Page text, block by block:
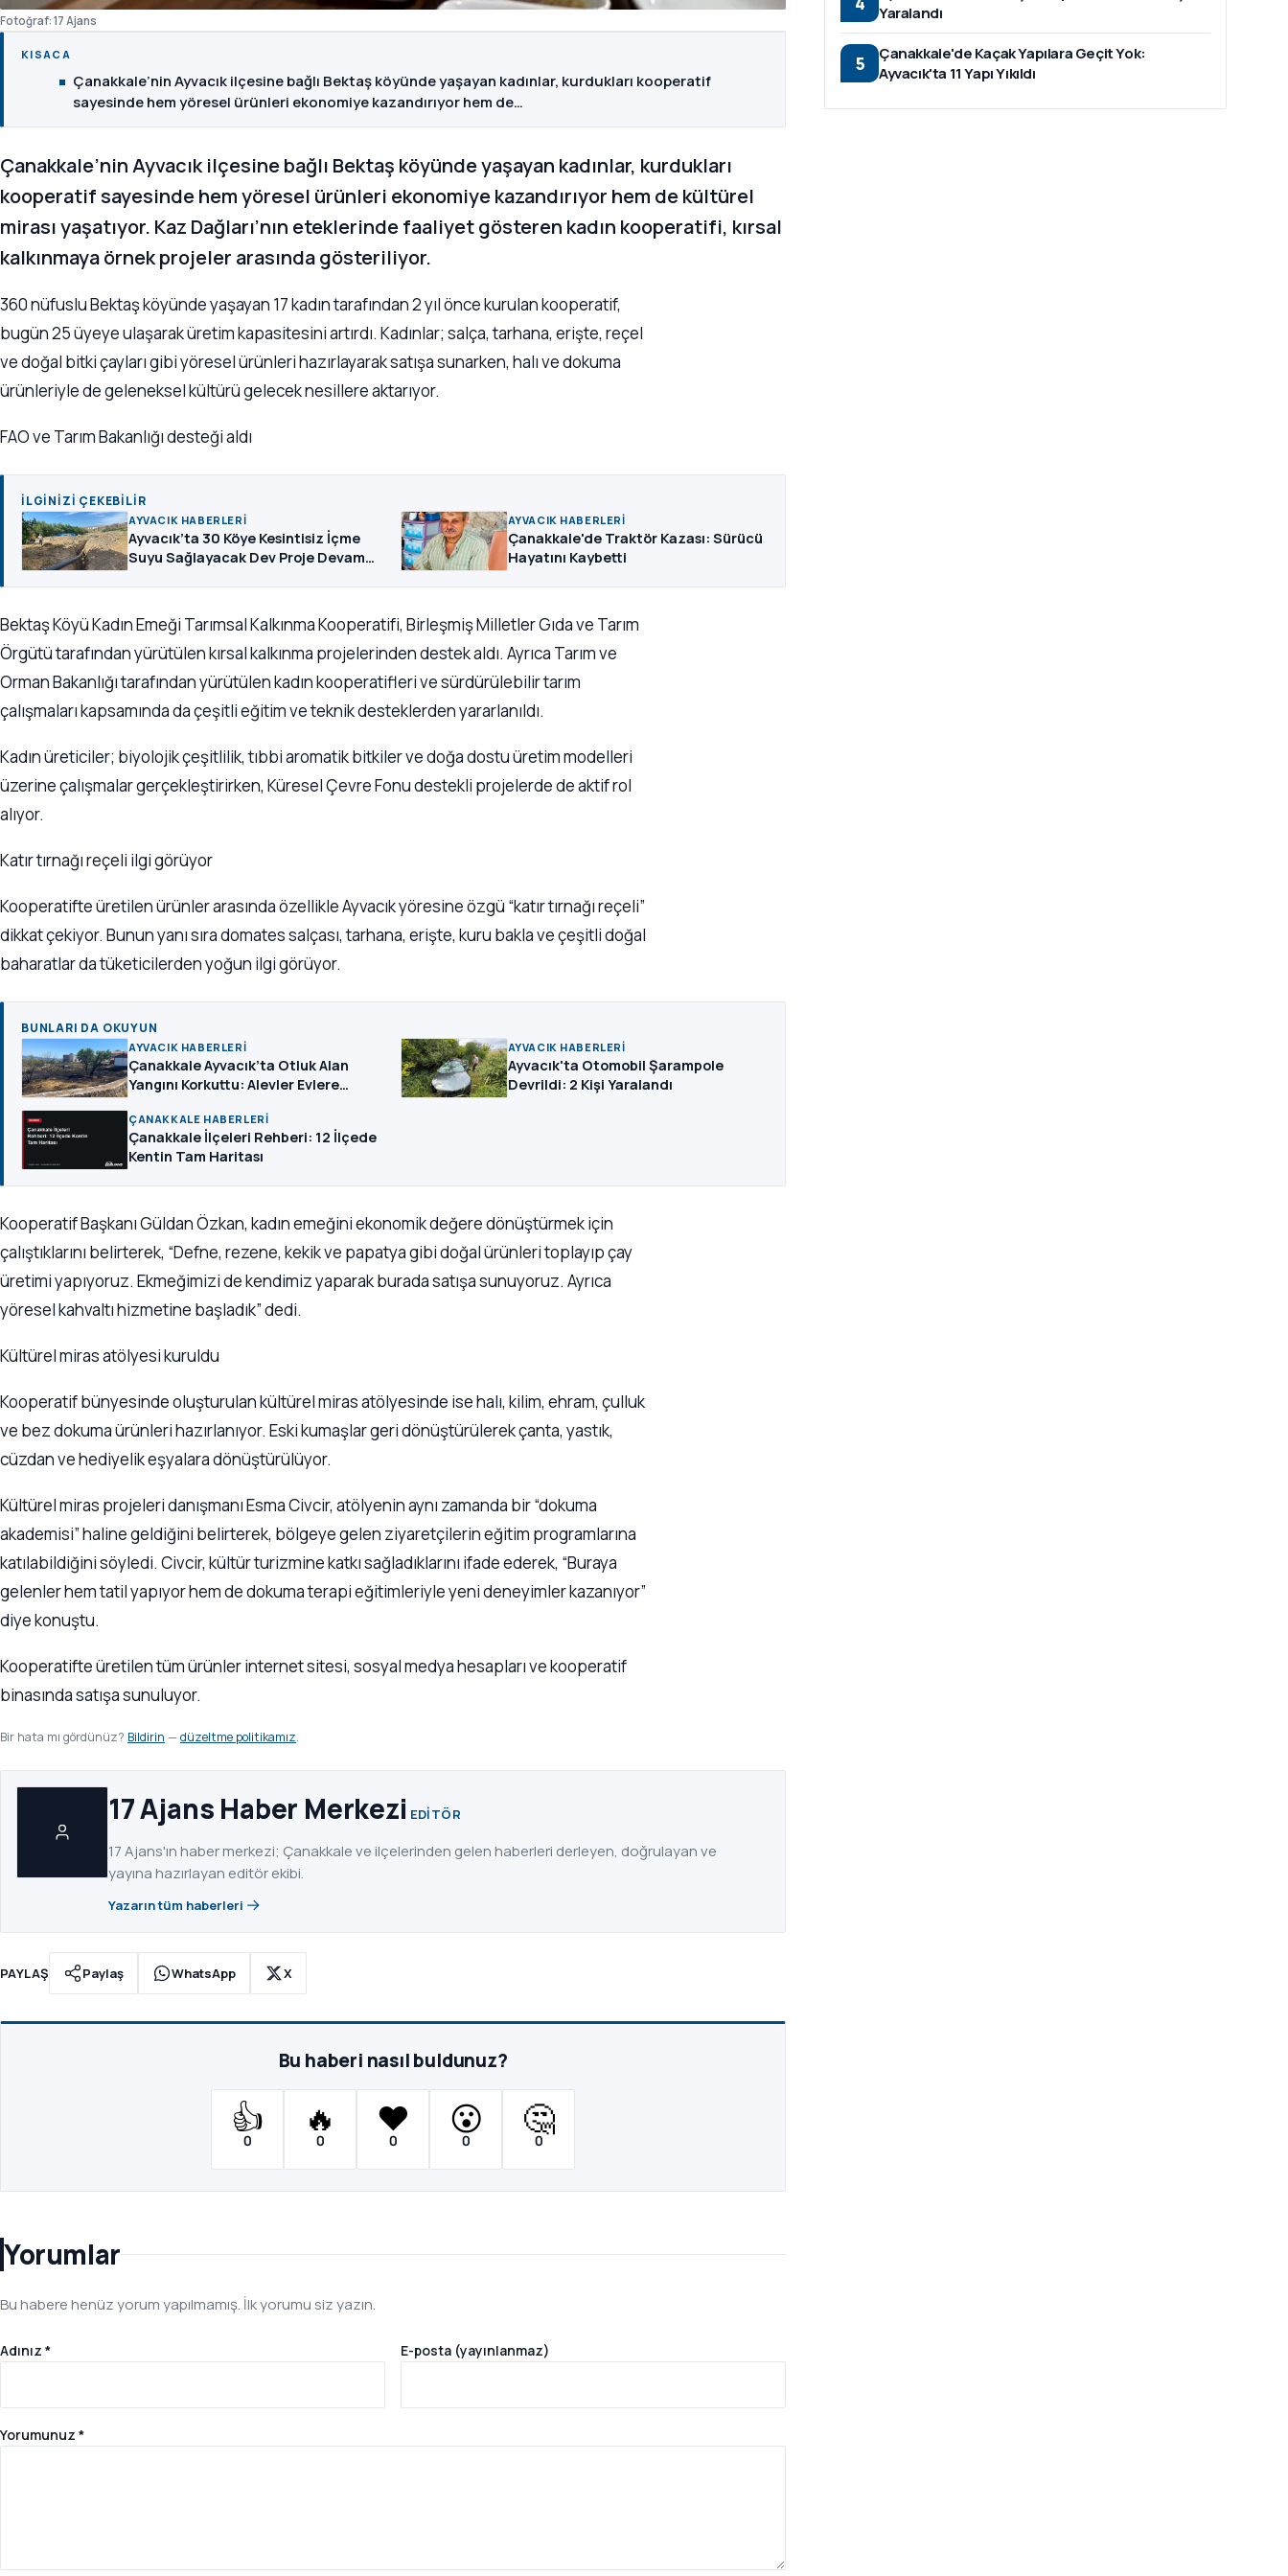
Fotoğraf: 17 Ajans
KISACA
Çanakkale’nin Ayvacık ilçesine bağlı Bektaş köyünde yaşayan kadınlar, kurdukları kooperatif
sayesinde hem yöresel ürünleri ekonomiye kazandırıyor hem de…
Çanakkale’nin Ayvacık ilçesine bağlı Bektaş köyünde yaşayan kadınlar, kurdukları
kooperatif sayesinde hem yöresel ürünleri ekonomiye kazandırıyor hem de kültürel
mirası yaşatıyor. Kaz Dağları’nın eteklerinde faaliyet gösteren kadın kooperatifi, kırsal
kalkınmaya örnek projeler arasında gösteriliyor.
360 nüfuslu Bektaş köyünde yaşayan 17 kadın tarafından 2 yıl önce kurulan kooperatif,
bugün 25 üyeye ulaşarak üretim kapasitesini artırdı. Kadınlar; salça, tarhana, erişte, reçel
ve doğal bitki çayları gibi yöresel ürünleri hazırlayarak satışa sunarken, halı ve dokuma
ürünleriyle de geleneksel kültürü gelecek nesillere aktarıyor.
FAO ve Tarım Bakanlığı desteği aldı
İLGINIZI ÇEKEBILIR
AYVACIK HABERLERI
Ayvacık’ta 30 Köye Kesintisiz İçme
Suyu Sağlayacak Dev Proje Devam
AYVACIK HABERLERI
Çanakkale'de Traktör Kazası: Sürücü
Hayatını Kaybetti
Bektaş Köyü Kadın Emeği Tarımsal Kalkınma Kooperatifi, Birleşmiş Milletler Gıda ve Tarım
Örgütü tarafından yürütülen kırsal kalkınma projelerinden destek aldı. Ayrıca Tarım ve
Orman Bakanlığı tarafından yürütülen kadın kooperatifleri ve sürdürülebilir tarım
çalışmaları kapsamında da çeşitli eğitim ve teknik desteklerden yararlanıldı.
Kadın üreticiler; biyolojik çeşitlilik, tıbbi aromatik bitkiler ve doğa dostu üretim modelleri
üzerine çalışmalar gerçekleştirirken, Küresel Çevre Fonu destekli projelerde de aktif rol
alıyor.
Katır tırnağı reçeli ilgi görüyor
Kooperatifte üretilen ürünler arasında özellikle Ayvacık yöresine özgü “katır tırnağı reçeli”
dikkat çekiyor. Bunun yanı sıra domates salçası, tarhana, erişte, kuru bakla ve çeşitli doğal
baharatlar da tüketicilerden yoğun ilgi görüyor.
BUNLARI DA OKUYUN
AYVACIK HABERLERI
Çanakkale Ayvacık’ta Otluk Alan
Yangını Korkuttu: Alevler Evlere
AYVACIK HABERLERI
Ayvacık'ta Otomobil Şarampole
Devrildi: 2 Kişi Yaralandı
ÇANAKKALE HABERLERI
Çanakkale İlçeleri Rehberi: 12 İlçede
Kentin Tam Haritası
Kooperatif Başkanı Güldan Özkan, kadın emeğini ekonomik değere dönüştürmek için
çalıştıklarını belirterek, “Defne, rezene, kekik ve papatya gibi doğal ürünleri toplayıp çay
üretimi yapıyoruz. Ekmeğimizi de kendimiz yaparak burada satışa sunuyoruz. Ayrıca
yöresel kahvaltı hizmetine başladık” dedi.
Kültürel miras atölyesi kuruldu
Kooperatif bünyesinde oluşturulan kültürel miras atölyesinde ise halı, kilim, ehram, çulluk
ve bez dokuma ürünleri hazırlanıyor. Eski kumaşlar geri dönüştürülerek çanta, yastık,
cüzdan ve hediyelik eşyalara dönüştürülüyor.
Kültürel miras projeleri danışmanı Esma Civcir, atölyenin aynı zamanda bir “dokuma
akademisi” haline geldiğini belirterek, bölgeye gelen ziyaretçilerin eğitim programlarına
katılabildiğini söyledi. Civcir, kültür turizmine katkı sağladıklarını ifade ederek, “Buraya
gelenler hem tatil yapıyor hem de dokuma terapi eğitimleriyle yeni deneyimler kazanıyor”
diye konuştu.
Kooperatifte üretilen tüm ürünler internet sitesi, sosyal medya hesapları ve kooperatif
binasında satışa sunuluyor.
Bir hata mı gördünüz? Bildirin — düzeltme politikamız.
17 Ajans Haber Merkezi EDITÖR
17 Ajans'ın haber merkezi; Çanakkale ve ilçelerinden gelen haberleri derleyen, doğrulayan ve
yayına hazırlayan editör ekibi.
Yazarın tüm haberleri
PAYLAŞ Paylaş WhatsApp X
Bu haberi nasıl buldunuz?
👍
0
🔥
0
❤️
0
😮
0
🤔
0
Yorumlar
Bu habere henüz yorum yapılmamış. İlk yorumu siz yazın.
Adınız * E-posta (yayınlanmaz)
Yorumunuz *
Yaralandı
5
Çanakkale'de Kaçak Yapılara Geçit Yok:
Ayvacık'ta 11 Yapı Yıkıldı